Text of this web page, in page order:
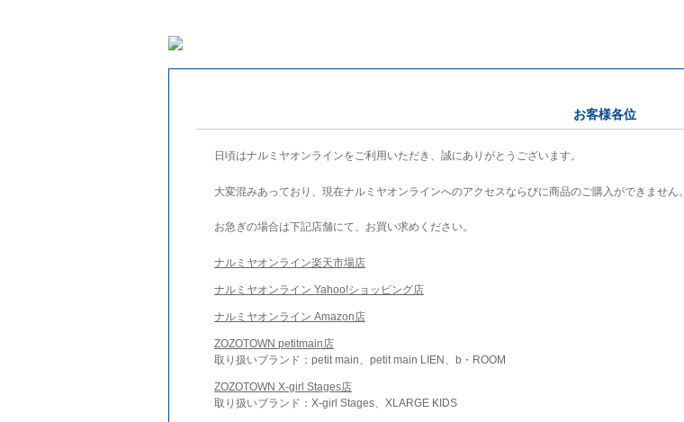
お客様各位
日頃はナルミヤオンラインをご利用いただき、誠にありがとうございます。
大変混みあっており、現在ナルミヤオンラインへのアクセスならびに商品のご購入ができません。
お急ぎの場合は下記店舗にて、お買い求めください。
ナルミヤオンライン楽天市場店
ナルミヤオンライン Yahoo!ショッピング店
ナルミヤオンライン Amazon店
ZOZOTOWN petitmain店
取り扱いブランド：petit main、petit main LIEN、b・ROOM
ZOZOTOWN X-girl Stages店
取り扱いブランド：X-girl Stages、XLARGE KIDS